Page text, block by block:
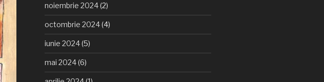
noiembrie 2024(2)
octombrie 2024(4)
iunie 2024(5)
mai 2024(6)